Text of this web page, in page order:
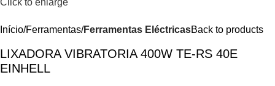
Início Ferramentas Ferramentas EléctricasBack to products
LIXADORA VIBRATORIA 400W TE-RS 40E
EINHELL